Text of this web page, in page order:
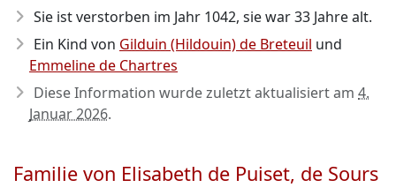
Sie ist verstorben im Jahr 1042, sie war 33 Jahre alt.
Ein Kind von Gilduin (Hildouin) de Breteuil und
Emmeline de Chartres
Diese Information wurde zuletzt aktualisiert am 4.
Januar 2026.
Familie von Elisabeth de Puiset, de Sours